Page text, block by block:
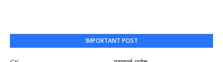
IMPORTANT POST